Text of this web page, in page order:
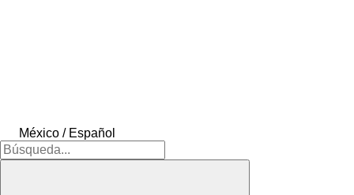
México / Español